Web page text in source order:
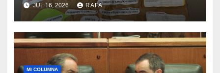
JUL 16, 2026 RAFA
MI COLUMNA